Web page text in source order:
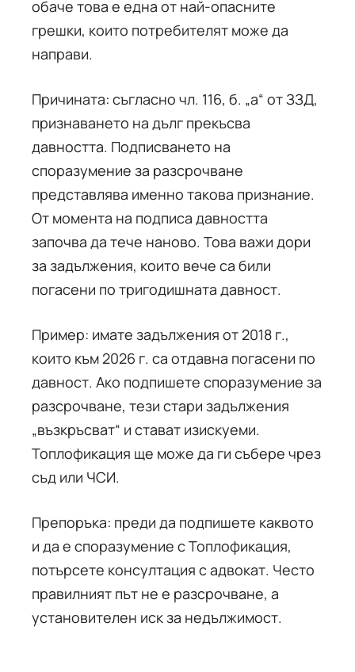
обаче това е една от най-опасните
грешки, които потребителят може да
направи.
Причината: съгласно чл. 116, б. „а“ от ЗЗД,
признаването на дълг прекъсва
давността. Подписването на
споразумение за разсрочване
представлява именно такова признание.
От момента на подписа давността
започва да тече наново. Това важи дори
за задължения, които вече са били
погасени по тригодишната давност.
Пример: имате задължения от 2018 г.,
които към 2026 г. са отдавна погасени по
давност. Ако подпишете споразумение за
разсрочване, тези стари задължения
„възкръсват“ и стават изискуеми.
Топлофикация ще може да ги събере чрез
съд или ЧСИ.
Препоръка: преди да подпишете каквото
и да е споразумение с Топлофикация,
потърсете консултация с адвокат. Често
правилният път не е разсрочване, а
установителен иск за недължимост.